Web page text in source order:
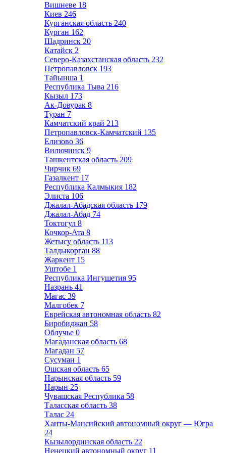
Вишневе 18
Киев 246
Курганская область 240
Курган 162
Шадринск 20
Катайск 2
Северо-Казахстанская область 232
Петропавловск 193
Тайынша 1
Республика Тыва 216
Кызыл 173
Ак-Довурак 8
Туран 7
Камчатский край 213
Петропавловск-Камчатский 135
Елизово 36
Вилючинск 9
Ташкентская область 209
Чирчик 69
Газалкент 17
Республика Калмыкия 182
Элиста 106
Джалал-Абадская область 179
Джалал-Абад 74
Токтогул 8
Кочкор-Ата 8
Жетысу область 113
Талдыкорган 88
Жаркент 15
Уштобе 1
Республика Ингушетия 95
Назрань 41
Магас 39
Малгобек 7
Еврейская автономная область 82
Биробиджан 58
Облучье 0
Магаданская область 68
Магадан 57
Сусуман 1
Ошская область 65
Нарынская область 59
Нарын 25
Чувашская Республика 58
Таласская область 38
Талас 24
Ханты-Мансийский автономный округ — Югра
24
Кызылординская область 22
Ненецкий автономный округ 11